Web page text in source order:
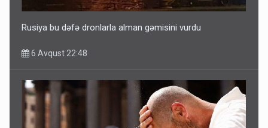
Rusiya bu dəfə dronlarla alman gəmisini vurdu
6 Avqust 22:48